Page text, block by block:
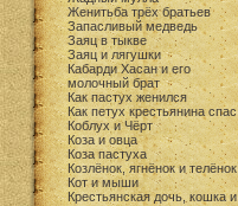
Женитьба трёх братьев
Запасливый медведь
Заяц в тыкве
Заяц и лягушки
Кабарди Хасан и его
молочный брат
Как пастух женился
Как петух крестьянина спас
Коблух и Чёрт
Коза и овца
Коза пастуха
Козлёнок, ягнёнок и телёнок
Кот и мыши
Крестьянская дочь, кошка и